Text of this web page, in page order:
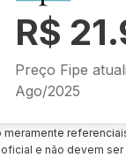
R$
Preço Fipe
Ago/2025
e não devem